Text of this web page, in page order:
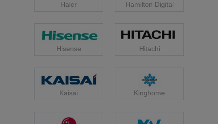
Haier Hamilton Digital
Hisense Hitachi
Kaisai Kinghome